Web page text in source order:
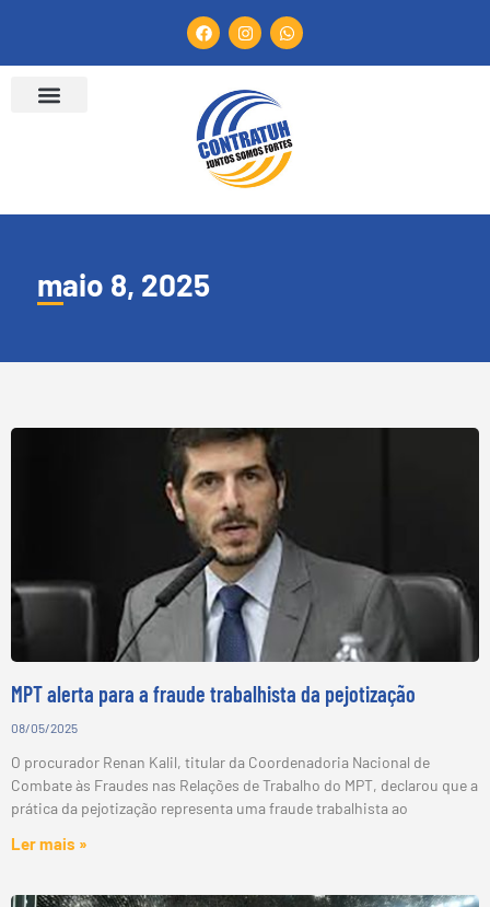
maio 8, 2025
MPT alerta para a fraude trabalhista da pejotização
08/05/2025
O procurador Renan Kalil, titular da Coordenadoria Nacional de
Combate às Fraudes nas Relações de Trabalho do MPT, declarou que a
prática da pejotização representa uma fraude trabalhista ao
Ler mais »